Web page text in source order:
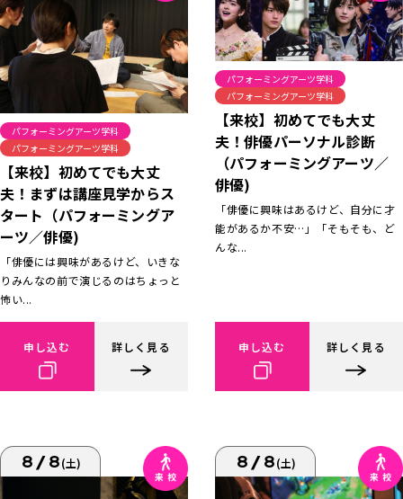
パフォーミングアーツ学科
パフォーミングアーツ学科
【来校】初めてでも大丈
夫！まずは講座見学からス
タート（パフォーミングア
ーツ／俳優)
「俳優には興味があるけど、いきな
りみんなの前で演じるのはちょっと
怖い...
申し込む 詳しく見る
パフォーミングアーツ学科
パフォーミングアーツ学科
【来校】初めてでも大丈
夫！俳優パーソナル診断
（パフォーミングアーツ／
俳優)
「俳優に興味はあるけど、自分に才
能があるか不安…」「そもそも、ど
んな...
申し込む 詳しく見る
8/8(土) 8/8(土)